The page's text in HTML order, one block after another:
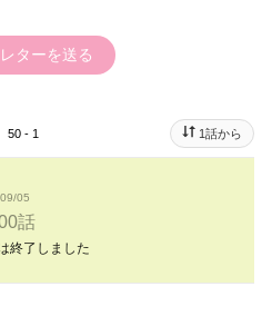
ターを送る
50 - 1 1話から
05
話
終了しました